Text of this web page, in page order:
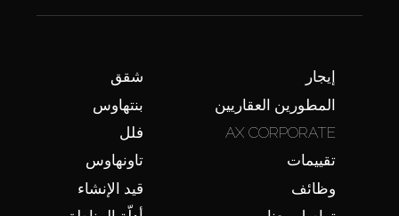
شقق
بنتهاوس
فلل
تاونهاوس
قيد الإنشاء
إيجار
المطورين العقاريين
AX CORPORATE
تقييمات
وظائف